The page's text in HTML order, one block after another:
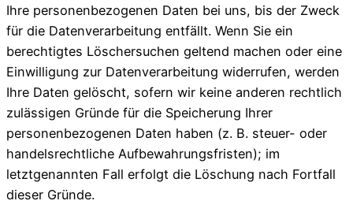
Ihre personenbezogenen Daten bei uns, bis der Zweck
für die Datenverarbeitung entfällt. Wenn Sie ein
berechtigtes Löschersuchen geltend machen oder eine
Einwilligung zur Datenverarbeitung widerrufen, werden
Ihre Daten gelöscht, sofern wir keine anderen rechtlich
zulässigen Gründe für die Speicherung Ihrer
personenbezogenen Daten haben (z. B. steuer- oder
handelsrechtliche Aufbewahrungsfristen); im
letztgenannten Fall erfolgt die Löschung nach Fortfall
dieser Gründe.